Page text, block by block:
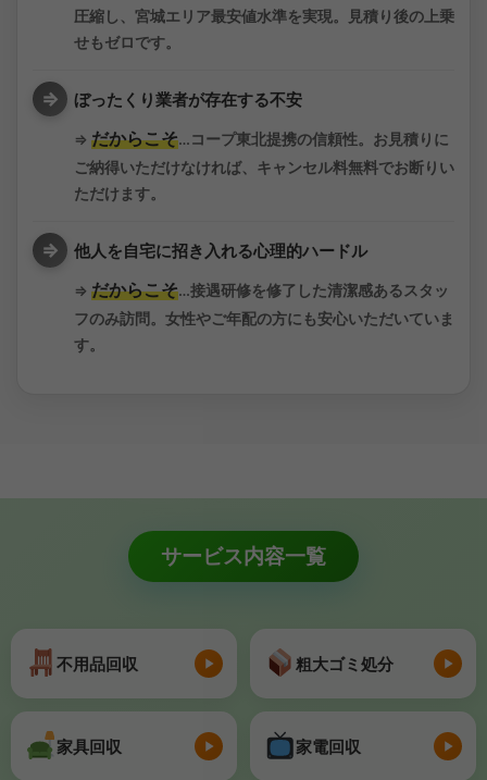
圧縮し、宮城エリア最安値水準を実現。見積り後の上乗
せもゼロです。
ぼったくり業者が存在する不安
⇒ だからこそ…コープ東北提携の信頼性。お見積りに
ご納得いただけなければ、キャンセル料無料でお断りい
ただけます。
他人を自宅に招き入れる心理的ハードル
⇒ だからこそ…接遇研修を修了した清潔感あるスタッ
フのみ訪問。女性やご年配の方にも安心いただいていま
す。
サービス内容一覧
不用品回収 粗大ゴミ処分
家具回収 家電回収